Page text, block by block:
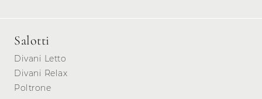
Salotti
Divani Letto
Divani Relax
Poltrone